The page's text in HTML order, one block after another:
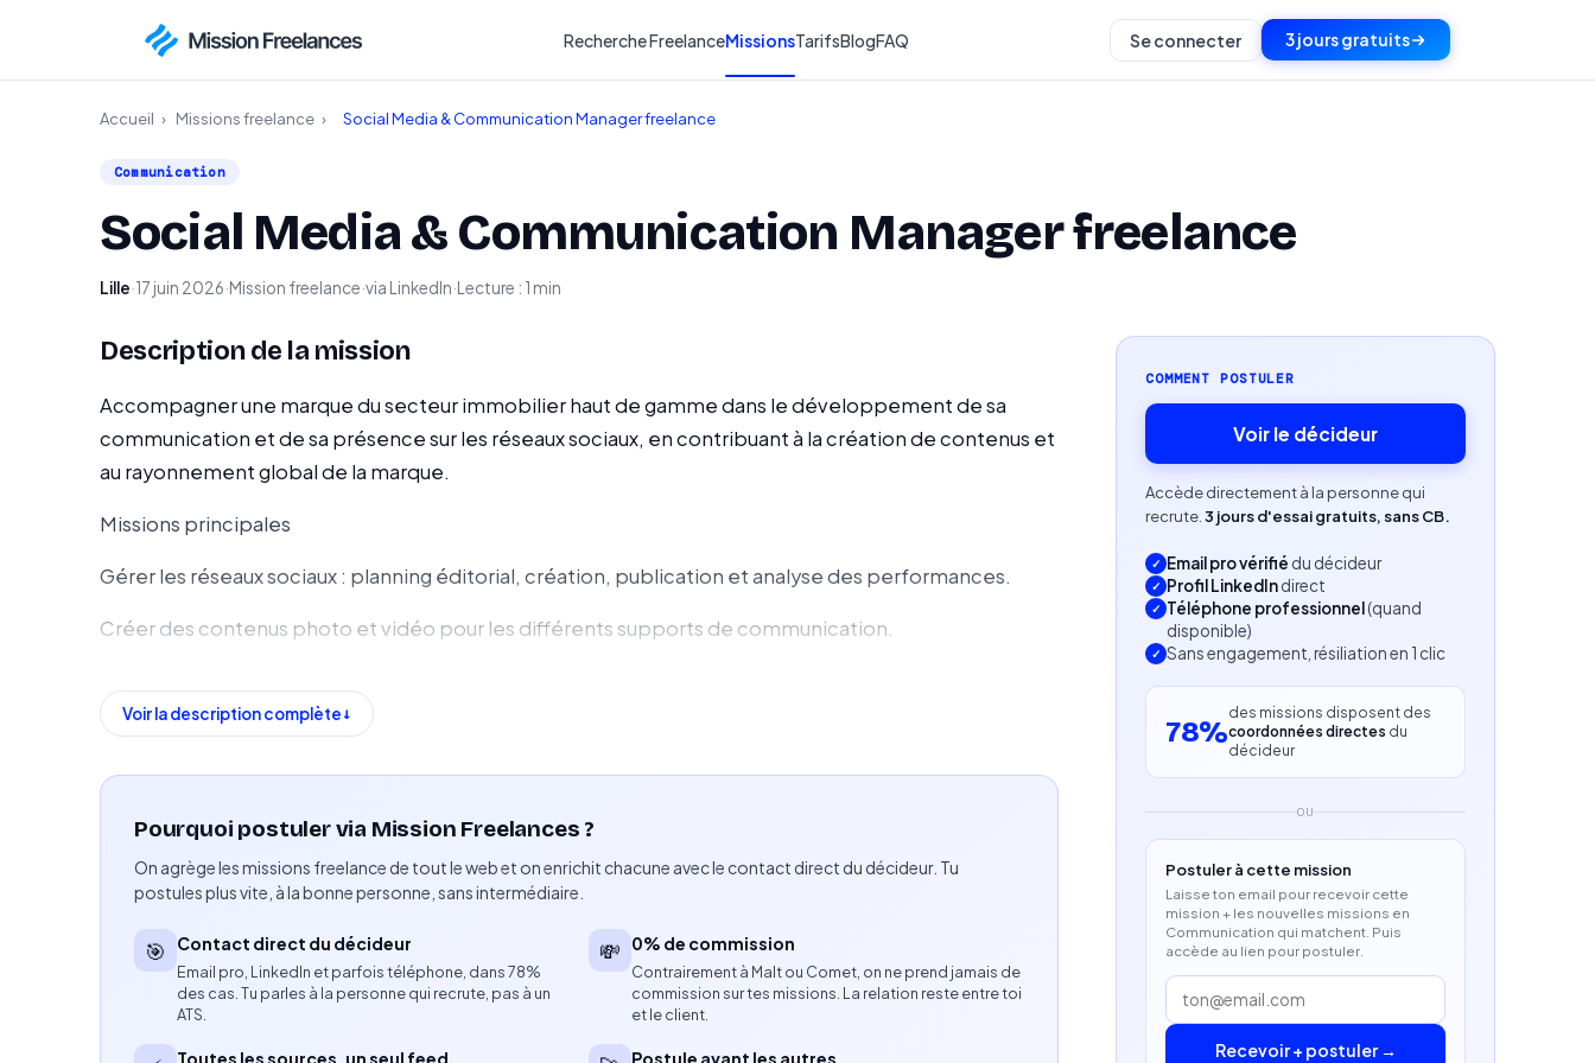
Recherche FreelanceMissionsTarifsBlogFAQ Se connecter 3 jours gratuits
Accueil › Missions freelance › Social Media & Communication Manager freelance
Communication
Social Media & Communication Manager freelance
Lille·17 juin 2026·Mission freelance·via LinkedIn·Lecture : 1 min
Description de la mission
Accompagner une marque du secteur immobilier haut de gamme dans le développement de sa
communication et de sa présence sur les réseaux sociaux, en contribuant à la création de contenus et
au rayonnement global de la marque.
Missions principales
Gérer les réseaux sociaux : planning éditorial, création, publication et analyse des performances.
Créer des contenus photo et vidéo pour les différents supports de communication.
commerciaux).
Organiser et coordonner des événements (inaugurations, salons, événements clients).
Assurer la sélection et les retouches photographiques des biens et reportages.
Compétences attendues
Expérience en communication, marketing ou social media.
Voir la description complète
Pourquoi postuler via Mission Freelances ?
On agrège les missions freelance de tout le web et on enrichit chacune avec le contact direct du décideur. Tu
postules plus vite, à la bonne personne, sans intermédiaire.
🎯 Contact direct du décideur
Email pro, LinkedIn et parfois téléphone, dans 78%
des cas. Tu parles à la personne qui recrute, pas à un
ATS.
💸 0% de commission
Contrairement à Malt ou Comet, on ne prend jamais de
commission sur tes missions. La relation reste entre toi
et le client.
Toutes les sources, un seul feed Postule avant les autres
COMMENT POSTULER
Voir le décideur
Accède directement à la personne qui
recrute. 3 jours d'essai gratuits, sans CB.
Email pro vérifié du décideur
Profil LinkedIndirect
Téléphone professionnel(quand
disponible)
Sans engagement, résiliation en 1 clic
78%
des missions disposent des
coordonnées directes du
décideur
OU
Postuler à cette mission
Laisse ton email pour recevoir cette
mission + les nouvelles missions en
Communication qui matchent. Puis
accède au lien pour postuler.
Recevoir + postuler →